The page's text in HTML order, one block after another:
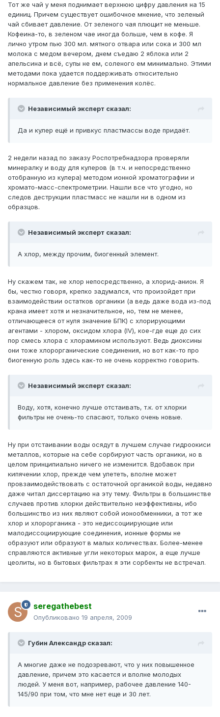
Тот же чай у меня поднимает верхнюю цифру давления на 15
единиц. Причем существует ошибочное мнение, что зеленый
чай сбивает давление. От зеленого чая плющит не меньше.
Кофеина-то, в зеленом чае иногда больше, чем в кофе. Я
лично утром пью 300 мл. мятного отвара или сока и 300 мл
молока с медом вечером, днем съедаю 2 яблока или 2
апельсина и всё, супы не ем, соленого ем минимально. Этими
методами пока удается поддерживать относительно
нормальное давление без применения колёс.
Независимый эксперт сказал:
Да и кулер ещё и привкус пластмассы воде придаёт.
2 недели назад по заказу Роспотребнадзора проверяли
минералку и воду для кулеров (в т.ч. и непосредственно
отобранную из кулера) методом ионной хроматографии и
хромато-масс-спектрометрии. Нашли все что угодно, но
следов деструкции пластмасс не нашли ни в одном из
образцов.
Независимый эксперт сказал:
А хлор, между прочим, биогенный элемент.
Ну скажем так, не хлор непосредственно, а хлорид-анион. Я
бы, честно говоря, крепко задумался, что произойдет при
взаимодействии остатков органики (а ведь даже вода из-под
крана имеет хотя и незначительное, но, тем не менее,
отличающееся от нуля значение БПК) с хлорирующими
агентами - хлором, оксидом хлора (IV), кое-где еще до сих
пор смесь хлора с хлорамином используют. Ведь диоксины
они тоже хлорорганические соединения, но вот как-то про
биогенную роль здесь как-то не очень корректно говорить.
Независимый эксперт сказал:
Воду, хотя, конечно лучше отстаивать, т.к. от хлорки
фильтры не очень-то спасают, только очень новые.
Ну при отстаивании воды осядут в лучшем случае гидроокиси
металлов, которые на себе сорбируют часть органики, но в
целом принципиально ничего не изменится. Вдобавок при
кипячении хлор, прежде чем улететь, вполне может
провзаимодействовать с остаточной органикой воды, недавно
даже читал диссертацию на эту тему. Фильтры в большинстве
случаев против хлорки действительно неэффективны, ибо
большинство из них являют собой ионообменники, а тот же
хлор и хлорорганика - это недиссоциирующие или
малодиссоциирующие соединения, ионные формы не
образуют или образуют в малых количествах. Более-менее
справляются активные угли некоторых марок, а еще лучше
цеолиты, но в бытовых фильтрах я эти сорбенты не встречал.
seregathebest
Опубликовано 19 апреля, 2009
Губин Александр сказал:
А многие даже не подозревают, что у них повышенное
давление, причем это касается и вполне молодых
людей. У меня вот, например, рабочее давление 140-
145/90 при том, что мне нет еще и 30 лет.